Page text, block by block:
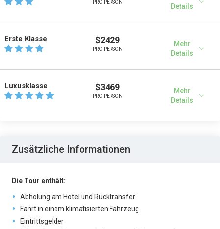
PRO PERSON
Details
Erste Klasse $2429
PRO PERSON
Mehr
Details
Luxusklasse $3469
PRO PERSON
Mehr
Details
Zusätzliche Informationen
Die Tour enthält:
Abholung am Hotel und Rücktransfer
Fahrt in einem klimatisierten Fahrzeug
Eintrittsgelder